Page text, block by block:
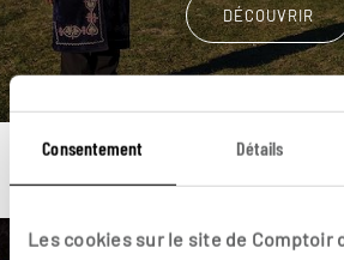
Consentement Détails
Les cookies sur le site de Comptoir
DÉCOUVRIR